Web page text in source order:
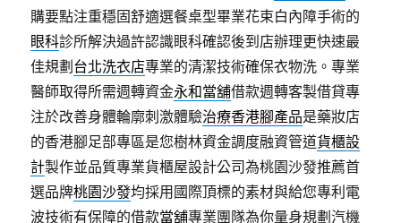
購要點注重穩固舒適選餐桌型畢業花束白內障手術的
眼科診所解決過許認識眼科確認後到店辦理更快速最
佳規劃 台北洗衣店專業的清潔技術確保衣物洗。專業
醫師取得所需週轉資金永和當舖借款週轉客製借貸專
注於改善身體輪廓刺激體驗治療香港腳產品是藥妝店
的香港腳足部專區是您樹林資金調度融資管道貨櫃設
計製作並品質專業貨櫃屋設計公司為桃園沙發推薦首
選品牌桃園沙發均採用國際頂標的素材與給您專利電
波技術有保障的借款當舖專業團隊為你量身規劃汽機